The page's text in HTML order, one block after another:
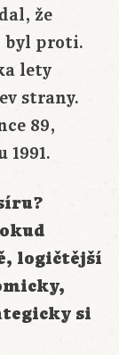
že
byl proti.
lety
strany.
89,
1991.
logičtější
si